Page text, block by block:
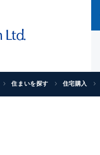
住まいを探す 住宅購入